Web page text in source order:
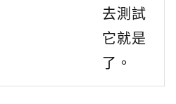
去測試
它就是
了。